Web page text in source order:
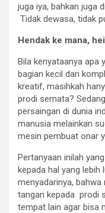
juga iya, bahkan juga
Tidak dewasa, tidak
Hendak ke mana,
Bila kenyataanya apa
bagian kecil dari
kreatif, masihkah
prodi semata?
persaingan di dunia
manusia melainkan
mesin pembuat onar
Pertanyaan inilah
kepada hal yang lebih
menyadarinya,
tangan kepada prodi
tempat lain agar bisa